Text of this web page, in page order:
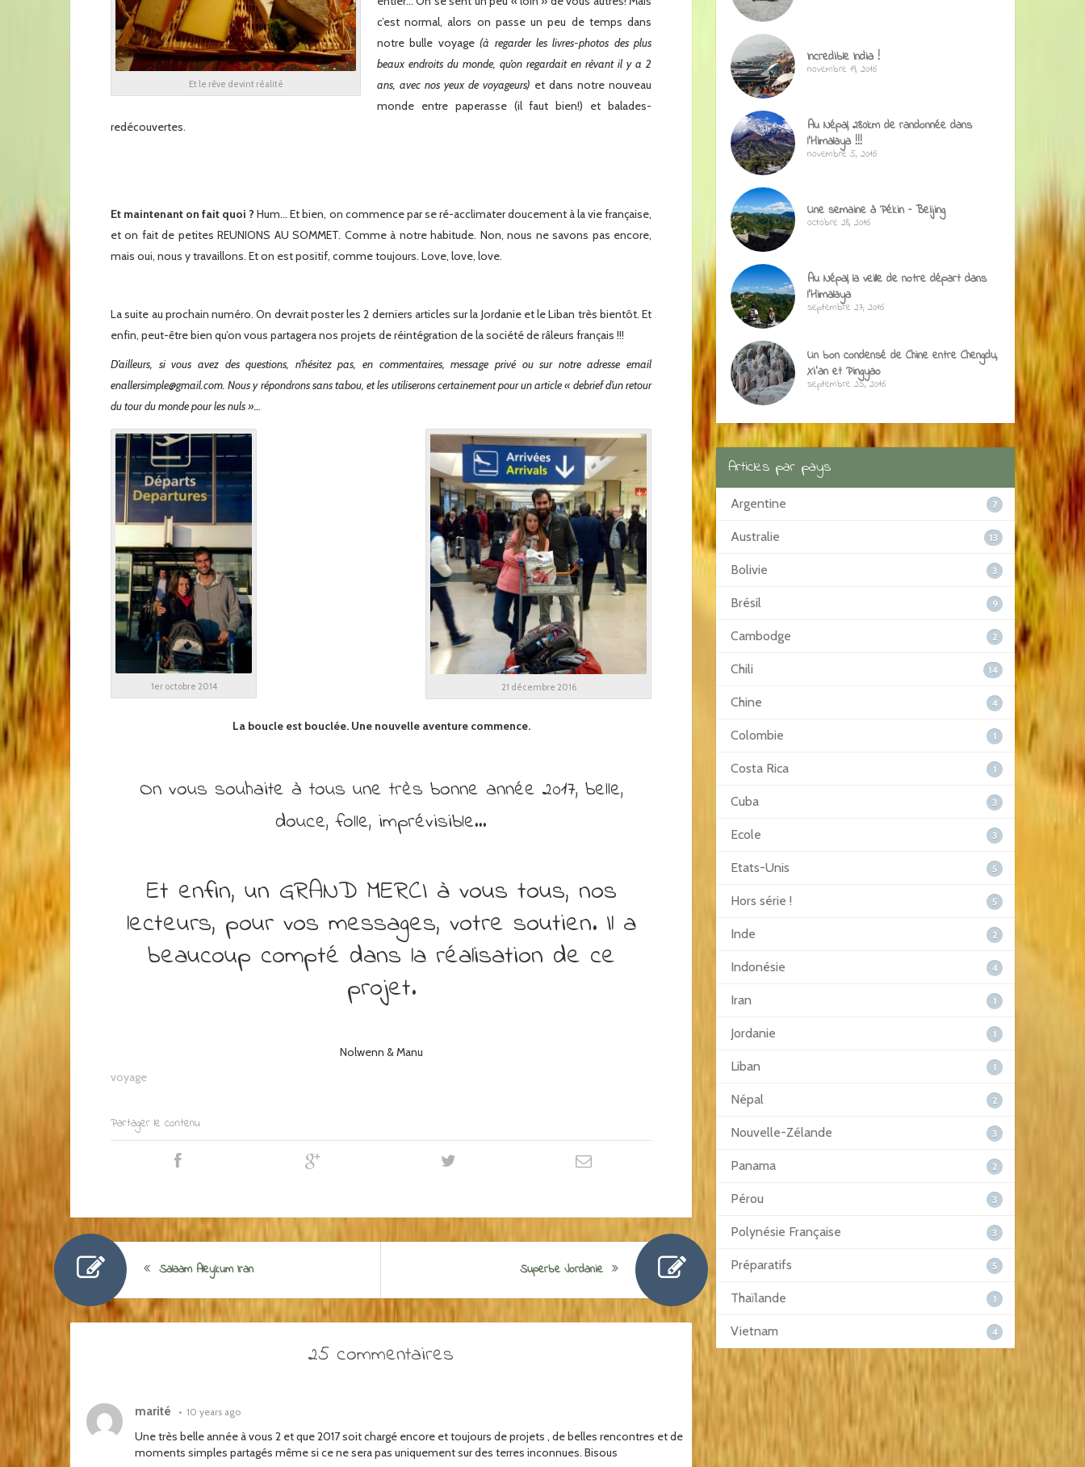
Et le rêve devint réalité
c’est normal, alors on passe un peu de temps dans
notre bulle voyage(à regarder les livres-photos des plus
beaux endroits du monde, qu’on regardait en rêvant il y a 2
ans, avec nos yeux de voyageurs) et dans notre nouveau
monde entre paperasse (il faut bien!) et balades-
redécouvertes.
Et maintenant on fait quoi ? Hum… Et bien, on commence par se ré-acclimater doucement à la vie française,
et on fait de petites REUNIONS AU SOMMET. Comme à notre habitude. Non, nous ne savons pas encore,
mais oui, nous y travaillons. Et on est positif, comme toujours. Love, love, love.
La suite au prochain numéro. On devrait poster les 2 derniers articles sur la Jordanie et le Liban très bientôt. Et
enfin, peut-être bien qu’on vous partagera nos projets de réintégration de la société de râleurs français !!!
D’ailleurs, si vous avez des questions, n’hésitez pas, en commentaires, message privé ou sur notre adresse email
enallersimple@gmail.com. Nous y répondrons sans tabou, et les utiliserons certainement pour un article « debrief d’un retour
du tour du monde pour les nuls »…
1er octobre 2014 21 décembre 2016
La boucle est bouclée. Une nouvelle aventure commence.
On vous souhaite à tous une très bonne année 2017, belle,
douce, folle, imprévisible…
Et enfin, un GRAND MERCI à vous tous, nos
lecteurs, pour vos messages, votre soutien. Il a
beaucoup compté dans la réalisation de ce
projet.
Nolwenn & Manu
voyage
Partager le contenu
Salaam Aleykum Iran Superbe Jordanie
25 commentaires
marité • 10 years ago
Une très belle année à vous 2 et que 2017 soit chargé encore et toujours de projets , de belles rencontres et de
moments simples partagés même si ce ne sera pas uniquement sur des terres inconnues. Bisous
Incredible India !
novembre 19, 2016
Au Népal, 280km de randonnée dans
l’Himalaya !!!
novembre 5, 2016
Une semaine à Pékin – Beijing
octobre 28, 2016
Au Népal, la veille de notre départ dans
l’Himalaya
septembre 27, 2016
Un bon condensé de Chine entre Chengdu,
Xi’an et Pingyao
septembre 25, 2016
Articles par pays
Argentine 7
Australie 13
Bolivie 3
Brésil 9
Cambodge 2
Chili 14
Chine 4
Colombie 1
Costa Rica 1
Cuba 3
Ecole 3
Etats-Unis 5
Hors série ! 5
Inde 2
Indonésie 4
Iran 1
Jordanie 1
Liban 1
Népal 2
Nouvelle-Zélande 3
Panama 2
Pérou 3
Polynésie Française 3
Préparatifs 5
Thaïlande 1
Vietnam 4